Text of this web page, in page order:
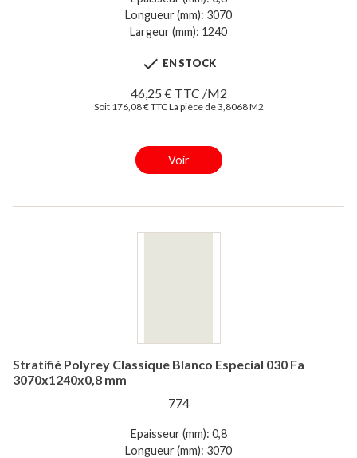
Longueur (mm): 3070
Largeur (mm): 1240
 EN STOCK
46,25 € TTC /M2
Soit 176,08 € TTC La pièce de 3,8068 M2
Voir
Stratifié Polyrey Classique Blanco Especial 030 Fa
3070x1240x0,8 mm
774
Epaisseur (mm): 0,8
Longueur (mm): 3070